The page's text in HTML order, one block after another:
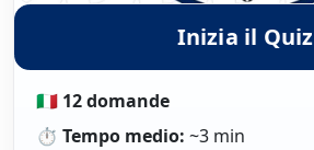
Inizia il Quiz
🇮🇹 12 domande
⏱️ Tempo medio: ~3 min